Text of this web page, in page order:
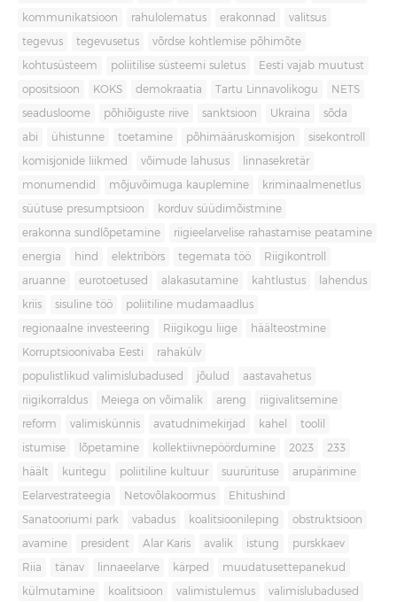
kommunikatsioon rahulolematus erakonnad valitsus
tegevus tegevusetus võrdse kohtlemise põhimõte
kohtusüsteem poliitilise süsteemi suletus Eesti vajab muutust
opositsioon KOKS demokraatia Tartu Linnavolikogu NETS
seadusloome põhiõiguste riive sanktsioon Ukraina sõda
abi ühistunne toetamine põhimääruskomisjon sisekontroll
komisjonide liikmed võimude lahusus linnasekretär
monumendid mõjuvõimuga kauplemine kriminaalmenetlus
süütuse presumptsioon korduv süüdimõistmine
erakonna sundlõpetamine riigieelarvelise rahastamise peatamine
energia hind elektribörs tegemata töö Riigikontroll
aruanne eurotoetused alakasutamine kahtlustus lahendus
kriis sisuline töö poliitiline mudamaadlus
regionaalne investeering Riigikogu liige häälteostmine
Korruptsioonivaba Eesti rahakülv
populistlikud valimislubadused jõulud aastavahetus
riigikorraldus Meiega on võimalik areng riigivalitsemine
reform valimiskünnis avatudnimekirjad kahel toolil
istumise lõpetamine kollektiivnepöördumine 2023 233
häält kuritegu poliitiline kultuur suurürituse arupärimine
Eelarvestrateegia Netovõlakoormus Ehitushind
Sanatooriumi park vabadus koalitsioonileping obstruktsioon
avamine president Alar Karis avalik istung purskkaev
Riia tänav linnaeelarve kärped muudatusettepanekud
külmutamine koalitsioon valimistulemus valimislubadused